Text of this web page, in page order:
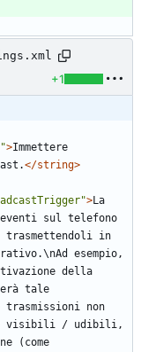
+1
>Immettere
</string>
>La
sul telefono
in
esempio,
della
tale
trasmissioni non
visibili / udibili,
(come